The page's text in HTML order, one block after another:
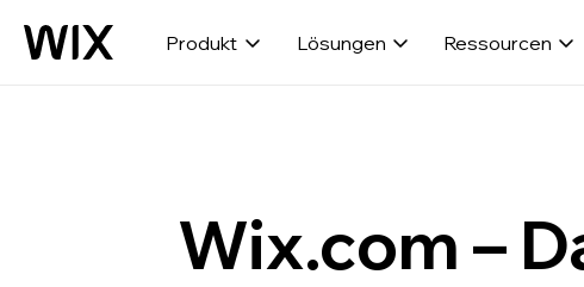
Produkt Lösungen Ressourcen
Wix.com –